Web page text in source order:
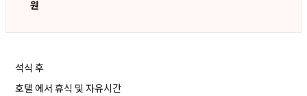
원
석식 후
호텔 에서 휴식 및 자유시간